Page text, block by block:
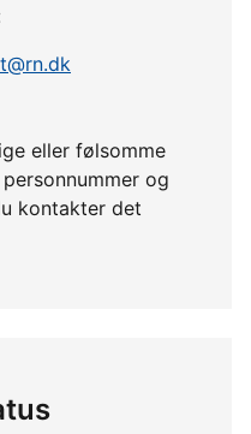
eller følsomme
og
kontakter det